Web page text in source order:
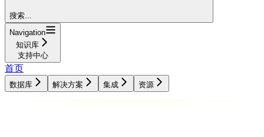
搜索...
Navigation
知识库
支持中心
首页
数据库 解决方案 集成 资源